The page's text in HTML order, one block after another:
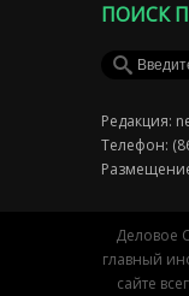
ПОИСК
Редакция:
Телефон:
Деловое
главный
сайте